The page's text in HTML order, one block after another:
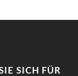
SICH FÜR